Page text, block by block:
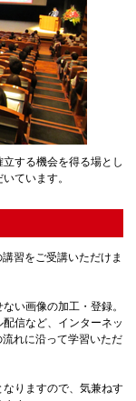
する機会を得る場とし
ています。
習をご受講いただけま
い画像の加工・登録。
信など、インターネッ
れに沿って学習いただ
りますので、気兼ねす